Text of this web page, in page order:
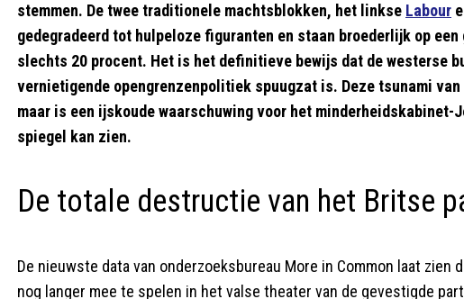
stemmen. De twee traditionele machtsblokken, het linkse Labour
gedegradeerd tot hulpeloze figuranten en staan broederlijk op
slechts 20 procent. Het is het definitieve bewijs dat de westerse
vernietigende opengrenzenpolitiek spuugzat is. Deze tsunami
maar is een ijskoude waarschuwing voor het minderheidskabinet-
spiegel kan zien.
De totale destructie van het Britse
De nieuwste data van onderzoeksbureau More in Common laat
nog langer mee te spelen in het valse theater van de gevestigde